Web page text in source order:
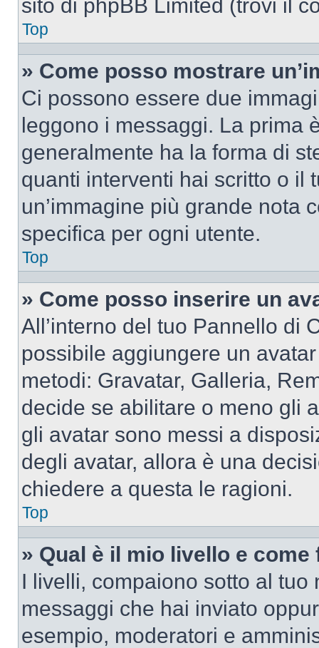
sito di phpBB Limited (trovi il
Top
» Come posso mostrare
Ci possono essere due
leggono i messaggi. La prima
generalmente ha la forma di
quanti interventi hai scritto o il
un’immagine più grande nota
specifica per ogni utente.
Top
» Come posso inserire un
All’interno del tuo Pannello di
possibile aggiungere un
metodi: Gravatar, Galleria,
decide se abilitare o meno gli
gli avatar sono messi a
degli avatar, allora è una
chiedere a questa le ragioni.
Top
» Qual è il mio livello e
I livelli, compaiono sotto al
messaggi che hai inviato
esempio, moderatori e